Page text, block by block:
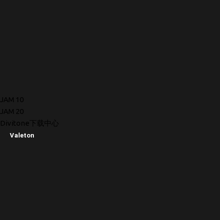
JAM 10
JAM 20
Divitone下载中心
Valeton